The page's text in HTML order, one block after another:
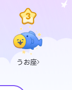
うお座